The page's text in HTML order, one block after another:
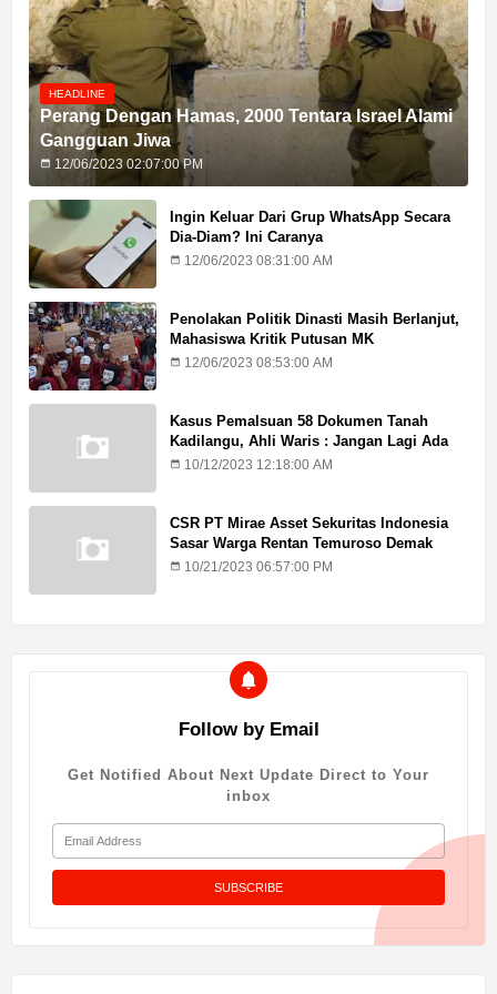
HEADLINE
Perang Dengan Hamas, 2000 Tentara Israel Alami
Gangguan Jiwa
12/06/2023 02:07:00 PM
Ingin Keluar Dari Grup WhatsApp Secara
Dia-Diam? Ini Caranya
12/06/2023 08:31:00 AM
Penolakan Politik Dinasti Masih Berlanjut,
Mahasiswa Kritik Putusan MK
12/06/2023 08:53:00 AM
Kasus Pemalsuan 58 Dokumen Tanah
Kadilangu, Ahli Waris : Jangan Lagi Ada
Penundaan Hukuman
10/12/2023 12:18:00 AM
CSR PT Mirae Asset Sekuritas Indonesia
Sasar Warga Rentan Temuroso Demak
10/21/2023 06:57:00 PM
Follow by Email
Get Notified About Next Update Direct to Your
inbox